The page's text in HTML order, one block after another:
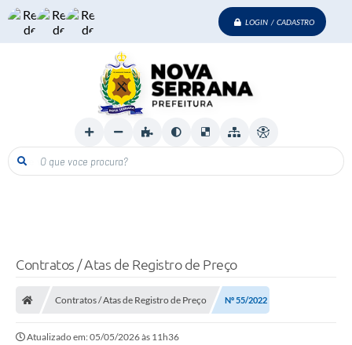
LOGIN / CADASTRO
O que voce procura?
Contratos / Atas de Registro de Preço
Contratos / Atas de Registro de Preço Nº 55/2022
Atualizado em: 05/05/2026 às 11h36